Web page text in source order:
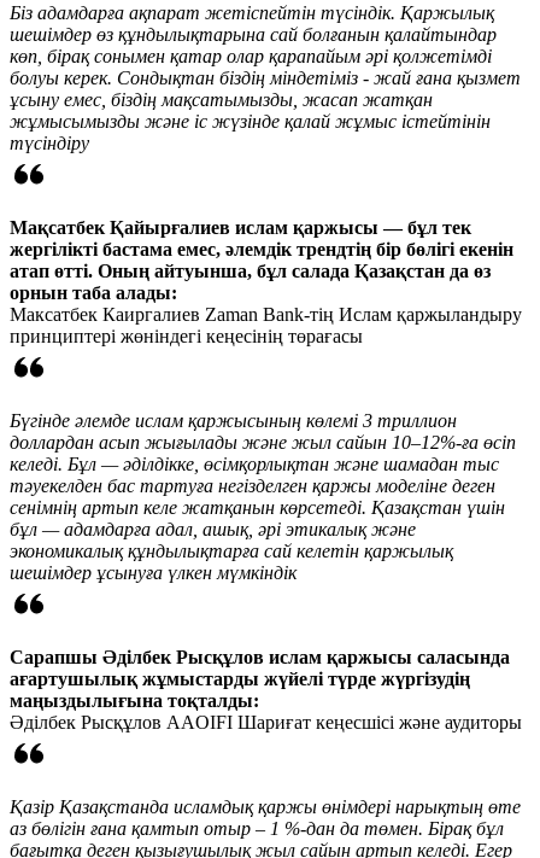
Біз адамдарға ақпарат жетіспейтін түсіндік. Қаржылық
шешімдер өз құндылықтарына сай болғанын қалайтындар
көп, бірақ сонымен қатар олар қарапайым әрі қолжетімді
болуы керек. Сондықтан біздің міндетіміз - жай ғана қызмет
ұсыну емес, біздің мақсатымызды, жасап жатқан
жұмысымызды және іс жүзінде қалай жұмыс істейтінін
түсіндіру
Мақсатбек Қайырғалиев ислам қаржысы — бұл тек
жергілікті бастама емес, әлемдік трендтің бір бөлігі екенін
атап өтті. Оның айтуынша, бұл салада Қазақстан да өз
орнын таба алады:
Максатбек Каиргалиев Zaman Bank-тің Ислам қаржыландыру
принциптері жөніндегі кеңесінің төрағасы
Бүгінде әлемде ислам қаржысының көлемі 3 триллион
доллардан асып жығылады және жыл сайын 10–12%-ға өсіп
келеді. Бұл — әділдікке, өсімқорлықтан және шамадан тыс
тәуекелден бас тартуға негізделген қаржы моделіне деген
сенімнің артып келе жатқанын көрсетеді. Қазақстан үшін
бұл — адамдарға адал, ашық, әрі этикалық және
экономикалық құндылықтарға сай келетін қаржылық
шешімдер ұсынуға үлкен мүмкіндік
Сарапшы Әділбек Рысқұлов ислам қаржысы саласында
ағартушылық жұмыстарды жүйелі түрде жүргізудің
маңыздылығына тоқталды:
Әділбек Рысқұлов AAOIFI Шариғат кеңесшісі және аудиторы
Қазір Қазақстанда исламдық қаржы өнімдері нарықтың өте
аз бөлігін ғана қамтып отыр – 1 %-дан да төмен. Бірақ бұл
бағытқа деген қызығушылық жыл сайын артып келеді. Егер